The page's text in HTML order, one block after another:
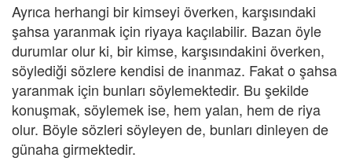
Ayrıca herhangi bir kimseyi överken, karşısındaki
şahsa yaranmak için riyaya kaçılabilir. Bazan öyle
durumlar olur ki, bir kimse, karşısındakini överken,
söylediği sözlere kendisi de inanmaz. Fakat o şahsa
yaranmak için bunları söylemektedir. Bu şekilde
konuşmak, söylemek ise, hem yalan, hem de riya
olur. Böyle sözleri söyleyen de, bunları dinleyen de
günaha girmektedir.